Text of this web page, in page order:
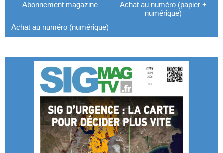
Abonnement magazine
Achat au numéro (papier +
numérique)
Achat au numéro (numérique)